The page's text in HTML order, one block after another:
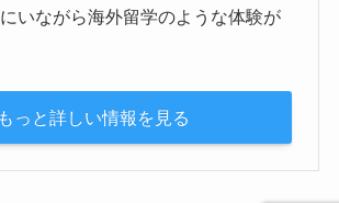
いながら海外留学のような体験が
もっと詳しい情報を見る